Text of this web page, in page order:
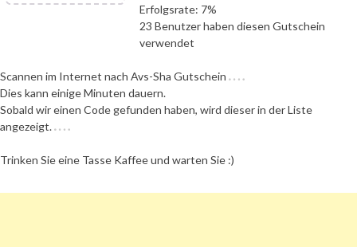
Erfolgsrate: 7%
23 Benutzer haben diesen Gutschein
verwendet
Scannen im Internet nach Avs-Sha Gutschein
Dies kann einige Minuten dauern.
Sobald wir einen Code gefunden haben, wird dieser in der Liste
angezeigt.
Trinken Sie eine Tasse Kaffee und warten Sie :)